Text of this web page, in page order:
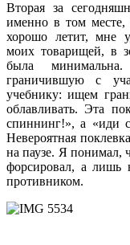
Вторая за
именно в том
хорошо летит, мне
моих товарищей, в
была
граничившую с
учебнику: ищем
облавливать. Эта
спиннинг!», а «иди
Невероятная
на паузе. Я понимал,
форсировал, а лишь
противником.